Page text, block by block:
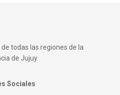
todas las regiones de la
de Jujuy.
Sociales